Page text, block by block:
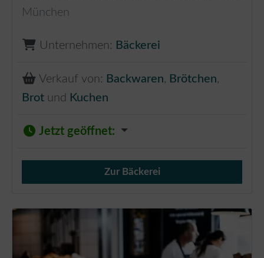
München
Unternehmen: Bäckerei
Verkauf von: Backwaren, Brötchen,
Brot und Kuchen
Jetzt geöffnet:
Verkauf von Brötchen,
Zur Bäckerei